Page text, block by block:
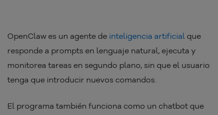
OpenClaw es un agente de inteligencia artificial que
responde a prompts en lenguaje natural, ejecuta y
monitorea tareas en segundo plano, sin que el usuario
tenga que introducir nuevos comandos.
El programa también funciona como un chatbot que